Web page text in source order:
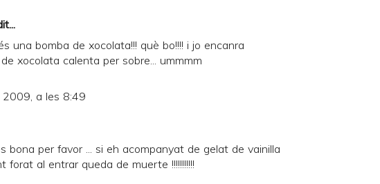
una bomba de xocolata!!! què bo!!!! i jo encanra
xocolata calenta per sobre... ummmm
a les 8:49
bona per favor ... si eh acompanyat de gelat de vainilla
forat al entrar queda de muerte !!!!!!!!!!!